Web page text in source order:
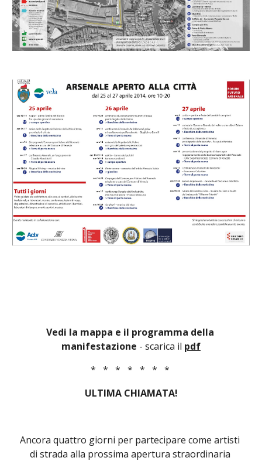
Vedi la mappa e il programma della
manifestazione - scarica il pdf
*   *   *   *   *   *   *
ULTIMA CHIAMATA!
Ancora quattro giorni per partecipare come artisti
di strada alla prossima apertura straordinaria